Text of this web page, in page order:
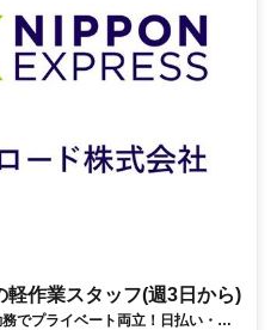
作業スタッフ(週3日から)
でプライベート両立！日払い・週